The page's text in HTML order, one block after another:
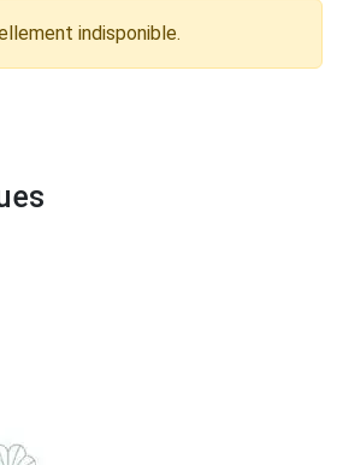
indisponible.